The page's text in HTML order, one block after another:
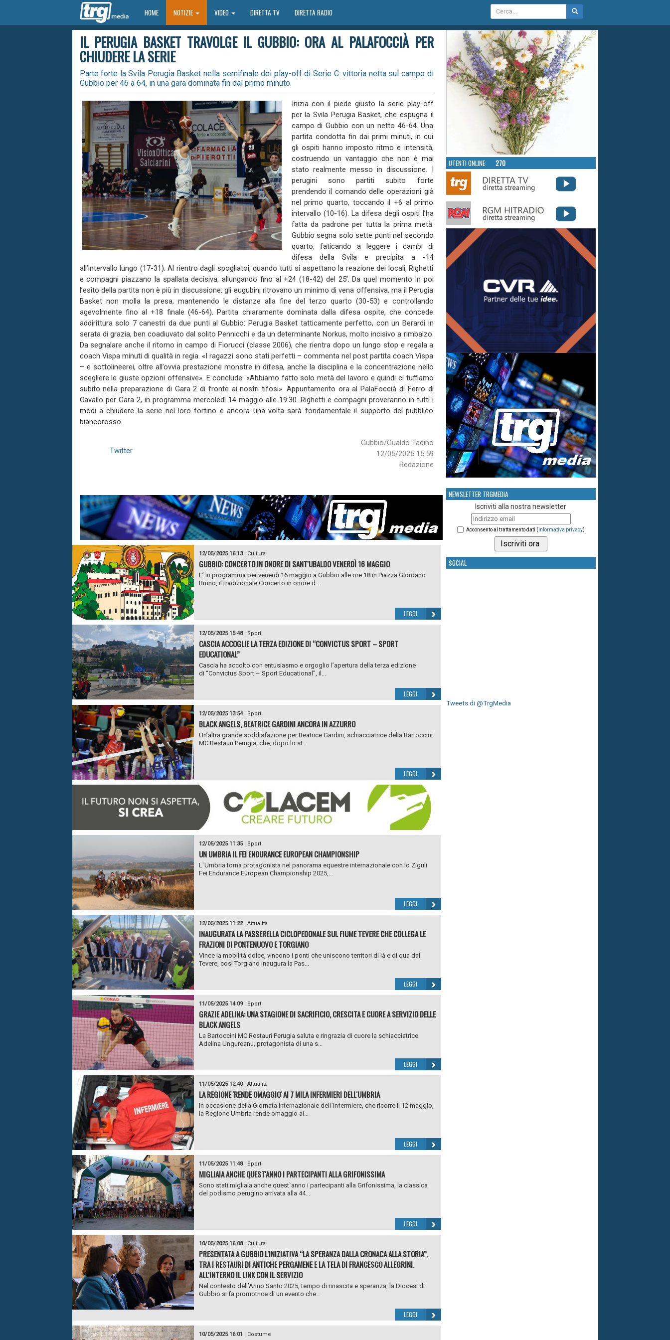
HOMEHOME NOTIZIE VIDEO DIRETTA TV DIRETTA RADIO
IL PERUGIA BASKET TRAVOLGE IL GUBBIO: ORA AL PALAFOCCIÀ PER
CHIUDERE LA SERIE
Parte forte la Svila Perugia Basket nella semifinale dei play-off di Serie C: vittoria netta sul campo di
Gubbio per 46 a 64, in una gara dominata fin dal primo minuto.
Inizia con il piede giusto la serie play-off
per la Svila Perugia Basket, che espugna il
campo di Gubbio con un netto 46-64. Una
partita condotta fin dai primi minuti, in cui
gli ospiti hanno imposto ritmo e intensità,
costruendo un vantaggio che non è mai
stato realmente messo in discussione. I
perugini sono partiti subito forte
prendendo il comando delle operazioni già
nel primo quarto, toccando il +6 al primo
intervallo (10-16). La difesa degli ospiti l’ha
fatta da padrone per tutta la prima metà:
Gubbio segna solo sette punti nel secondo
quarto, faticando a leggere i cambi di
difesa della Svila e precipita a -14
all’intervallo lungo (17-31). Al rientro dagli spogliatoi, quando tutti si aspettano la reazione dei locali, Righetti
e compagni piazzano la spallata decisiva, allungando fino al +24 (18-42) del 25’. Da quel momento in poi
l’esito della partita non è più in discussione: gli eugubini ritrovano un minimo di vena offensiva, ma il Perugia
Basket non molla la presa, mantenendo le distanze alla fine del terzo quarto (30-53) e controllando
agevolmente fino al +18 finale (46-64). Partita chiaramente dominata dalla difesa ospite, che concede
addirittura solo 7 canestri da due punti al Gubbio: Perugia Basket tatticamente perfetto, con un Berardi in
serata di grazia, ben coadiuvato dal solito Pennicchi e da un determinante Norkus, molto incisivo a rimbalzo.
Da segnalare anche il ritorno in campo di Fiorucci (classe 2006), che rientra dopo un lungo stop e regala a
coach Vispa minuti di qualità in regia. «I ragazzi sono stati perfetti – commenta nel post partita coach Vispa
– e sottolineerei, oltre all’ovvia prestazione monstre in difesa, anche la disciplina e la concentrazione nello
scegliere le giuste opzioni offensive». E conclude: «Abbiamo fatto solo metà del lavoro e quindi ci tuffiamo
subito nella preparazione di Gara 2 di fronte ai nostri tifosi». Appuntamento ora al PalaFoccià di Ferro di
Cavallo per Gara 2, in programma mercoledì 14 maggio alle 19:30. Righetti e compagni proveranno in tutti i
modi a chiudere la serie nel loro fortino e ancora una volta sarà fondamentale il supporto del pubblico
biancorosso.
Gubbio/Gualdo Tadino
12/05/2025 15:59
Redazione
Twitter
12/05/2025 16:13| Cultura
GUBBIO: CONCERTO IN ONORE DI SANT'UBALDO VENERDÌ 16 MAGGIO
E’ in programma per venerdì 16 maggio a Gubbio alle ore 18 in Piazza Giordano
Bruno, il tradizionale Concerto in onore d...
LEGGI
12/05/2025 15:48| Sport
CASCIA ACCOGLIE LA TERZA EDIZIONE DI “CONVICTUS SPORT – SPORT
EDUCATIONAL”
Cascia ha accolto con entusiasmo e orgoglio l’apertura della terza edizione
di “Convictus Sport – Sport Educational”, il...
LEGGI
12/05/2025 13:54| Sport
BLACK ANGELS, BEATRICE GARDINI ANCORA IN AZZURRO
Un’altra grande soddisfazione per Beatrice Gardini, schiacciatrice della Bartoccini
MC Restauri Perugia, che, dopo lo st...
LEGGI
12/05/2025 11:35| Sport
UN UMBRIA IL FEI ENDURANCE EUROPEAN CHAMPIONSHIP
L`Umbria torna protagonista nel panorama equestre internazionale con lo Zigulì
Fei Endurance European Championship 2025,...
LEGGI
12/05/2025 11:22| Attualità
INAUGURATA LA PASSERELLA CICLOPEDONALE SUL FIUME TEVERE CHE COLLEGA LE
FRAZIONI DI PONTENUOVO E TORGIANO
Vince la mobilità dolce, vincono i ponti che uniscono territori di là e di qua dal
Tevere, così Torgiano inaugura la Pas...
LEGGI
11/05/2025 14:09| Sport
GRAZIE ADELINA: UNA STAGIONE DI SACRIFICIO, CRESCITA E CUORE A SERVIZIO DELLE
BLACK ANGELS
La Bartoccini MC Restauri Perugia saluta e ringrazia di cuore la schiacciatrice
Adelina Ungureanu, protagonista di una s...
LEGGI
11/05/2025 12:40| Attualità
LA REGIONE 'RENDE OMAGGIO' AI 7 MILA INFERMIERI DELL'UMBRIA
In occasione della Giornata internazionale dell`infermiere, che ricorre il 12 maggio,
la Regione Umbria rende omaggio al...
LEGGI
11/05/2025 11:48| Sport
MIGLIAIA ANCHE QUEST'ANNO I PARTECIPANTI ALLA GRIFONISSIMA
Sono stati migliaia anche quest`anno i partecipanti alla Grifonissima, la classica
del podismo perugino arrivata alla 44...
LEGGI
10/05/2025 16:08| Cultura
PRESENTATA A GUBBIO L'INIZIATIVA “LA SPERANZA DALLA CRONACA ALLA STORIA”,
TRA I RESTAURI DI ANTICHE PERGAMENE E LA TELA DI FRANCESCO ALLEGRINI.
ALL'INTERNO IL LINK CON IL SERVIZIO
Nel contesto dell’Anno Santo 2025, tempo di rinascita e speranza, la Diocesi di
Gubbio si fa promotrice di un evento che...
LEGGI
10/05/2025 16:01 | Costume
UTENTI ONLINE: 270
NEWSLETTER TRGMEDIA
Iscriviti alla nostra newsletter
Acconsento al trattamento dati (informativa privacy)
SOCIAL
Tweets di @TrgMedia